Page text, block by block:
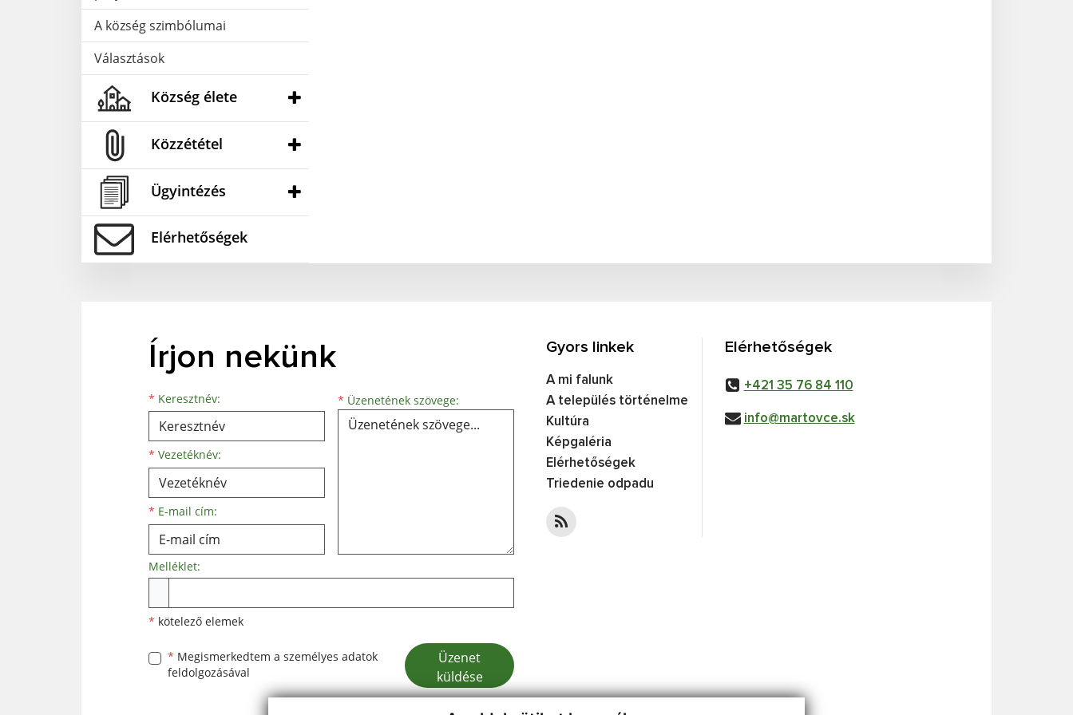
A község szimbólumai
Választások
Község élete
Közzététel
Ügyintézés
Elérhetőségek
Írjon nekünk
* Keresztnév:
Keresztnév
* Vezetéknév:
Vezetéknév
* E-mail cím:
E-mail cím * Üzenetének szövege: Üzenetének szövege...
Melléklet:
* kötelező elemek
* Megismerkedtem a személyes adatok
feldolgozásával
Google reCaptcha Response
Üzenet
küldése
Gyors linkek
A mi falunk
A település történelme
Kultúra
Képgaléria
Elérhetőségek
Triedenie odpadu
Elérhetőségek
+421 35 76 84 110
info@martovce.sk